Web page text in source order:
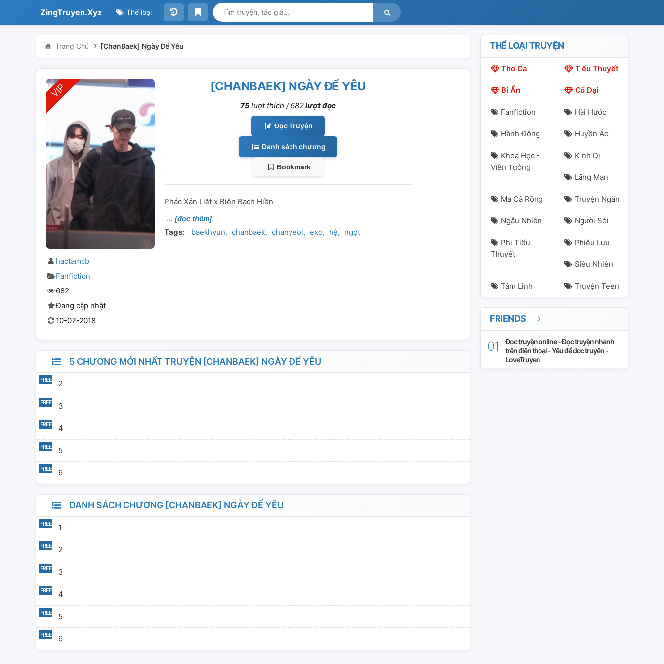
ZingTruyen.Xyz Thể loại
Trang Chủ [ChanBaek] Ngày Để Yêu
hactamcb
Fanfiction
682
Đang cập nhật
10-07-2018
[CHANBAEK] NGÀY ĐỂ YÊU
75 lượt thích / 682lượt đọc
Đọc Truyện
Danh sách chương
Bookmark
Phác Xán Liệt x Biện Bạch Hiền
[đọc thêm]
Tags: baekhyun chanbaek chanyeol exo hệ ngọt
5 CHƯƠNG MỚI NHẤT TRUYỆN [CHANBAEK] NGÀY ĐỂ YÊU
2
3
4
5
6
DANH SÁCH CHƯƠNG [CHANBAEK] NGÀY ĐỂ YÊU
1
2
3
4
5
6
THỂ LOẠI TRUYỆN
Thơ Ca Tiểu Thuyết
Bí Ẩn Cổ Đại
Fanfiction Hài Hước
Hành Động Huyền Ảo
Khoa Học -
Viễn Tưởng
Kinh Dị
Lãng Mạn
Ma Cà Rồng Truyện Ngắn
Ngẫu Nhiên Người Sói
Phi Tiểu
Thuyết
Phiêu Lưu
Siêu Nhiên
Tâm Linh Truyện Teen
FRIENDS
Đọc truyện online - Đọc truyện nhanh
trên điện thoại - Yêu để đọc truyện -
LoveTruyen